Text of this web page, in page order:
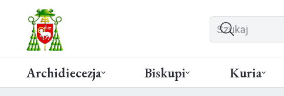
Archidiecezja Biskupi Kuria